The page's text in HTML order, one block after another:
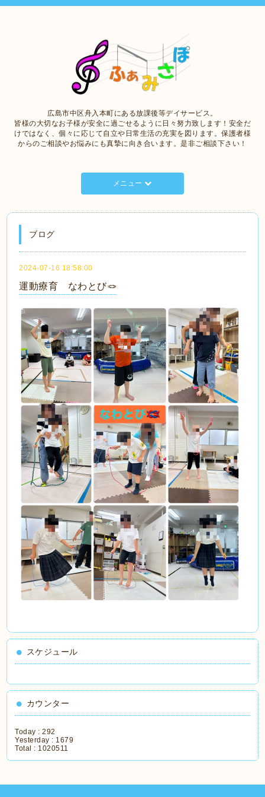
広島市中区舟入本町にある放課後等デイサービス。
皆様の大切なお子様が安全に過ごせるように日々努力致します！安全だ
けではなく、個々に応じて自立や日常生活の充実を図ります。保護者様
からのご相談やお悩みにも真摯に向き合います。是非ご相談下さい！
メニュー
ブログ
2024-07-16 18:58:00
運動療育 なわとび🪢
スケジュール
カウンター
Today :292
Yesterday : 1679
Total : 1020511